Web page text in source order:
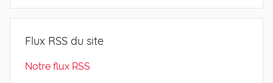
Flux RSS du site
Notre flux RSS